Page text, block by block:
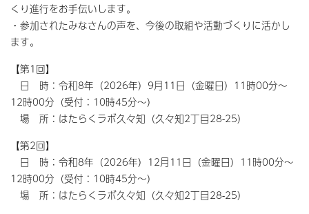
くり進行をお手伝いします。
・参加されたみなさんの声を、今後の取組や活動づくりに活かし
ます。
【第1回】
日 時：令和8年（2026年）9月11日（金曜日）11時00分～
12時00分（受付：10時45分～）
場 所：はたらくラボ久々知（久々知2丁目28-25）
【第2回】
日 時：令和8年（2026年）12月11日（金曜日）11時00分～
12時00分（受付：10時45分～）
場 所：はたらくラボ久々知（久々知2丁目28-25）